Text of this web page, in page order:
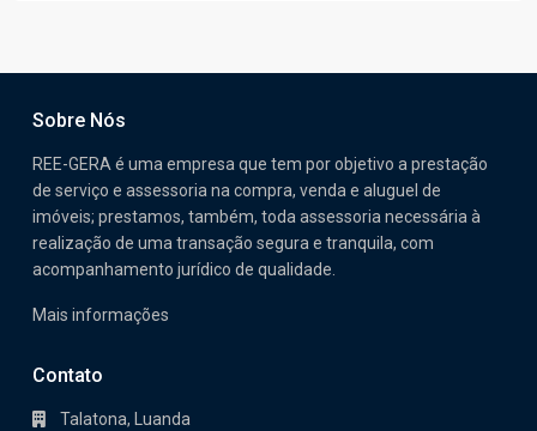
Sobre Nós
REE-GERA é uma empresa que tem por objetivo a prestação
de serviço e assessoria na compra, venda e aluguel de
imóveis; prestamos, também, toda assessoria necessária à
realização de uma transação segura e tranquila, com
acompanhamento jurídico de qualidade.
Mais informações
Contato
Talatona, Luanda